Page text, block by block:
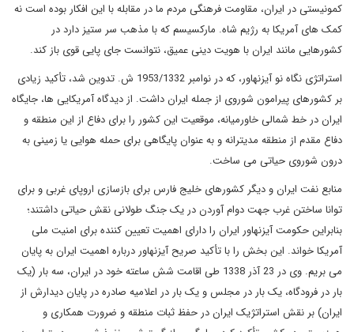
کمونیستی در ایران، مقاومت فرهنگی مردم ما در مقابله با این افکار بوده است نه
کمک های آمریکا به رژیم شاه. مارکسیسم که با مذهب سر ستیز دارد در
کشورهایی مانند ایران با هویت دینی عمیق، نتوانست جای پایی قوی باز کند.
استراتژی نگاه نو آیزنهاور، که در نوامبر 1953/1332 ش. تدوین شد، تأکید زیادی
بر کشورهای پیرامون شوروی از جمله ایران داشت. از دیدگاه آمریکایی ها، جایگاه
ایران در خط شمالی خاورمیانه، موقعیت این کشور را برای دفاع از این منطقه و
دفاع مقدم از منطقه مدیترانه و به عنوان پایگاهی برای حمله هوایی یا زمینی به
درون شوروی حیاتی می ساخت.
منابع نفت ایران و دیگر کشورهای خلیج فارس برای بازسازی اروپای غربی و برای
توانا ساختن غرب جهت دوام آوردن در یک جنگ طولانی نقش حیاتی داشتند؛
بنابراین حکومت آیزنهاور ایران را دارای اهمیت تعیین کننده برای امنیت ملی
آمریکا خواند. این بخش را با تأکید صریح آیزنهاور درباره اهمیت ایران به پایان
می بریم. وی در 23 آذر 1338 طی اقامت شش ساعته خود در ایران، سه بار (یک
بار در فرودگاه، یک بار در مجلس و یک بار در اعلامیه صادره در پایان دیدارش از
ایران) بر نقش استراتژیک ایران در حفظ ثبات منطقه و ضرورت همکاری و